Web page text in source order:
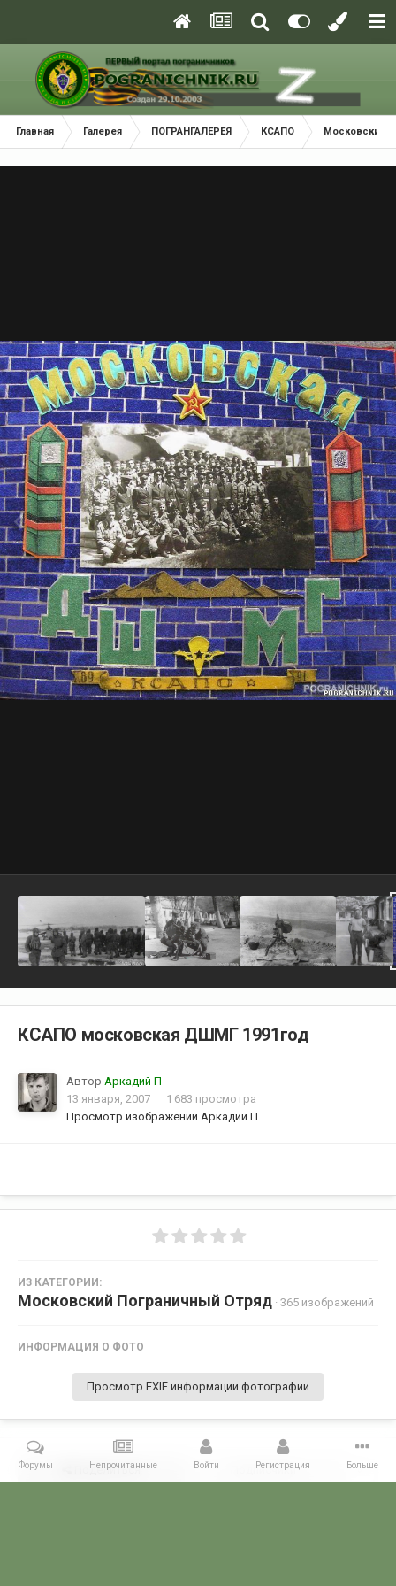
Главная Галерея ПОГРАНГАЛЕРЕЯ КСАПО Московский
КСАПО московская ДШМГ 1991год
Автор Аркадий П
13 января, 2007
1 683 просмотра
Просмотр изображений Аркадий П
ИЗ КАТЕГОРИИ:
Московский Пограничный Отряд · 365 изображений
ИНФОРМАЦИЯ О ФОТО
Просмотр EXIF информации фотографии
Поделиться Подписчики 0
Форумы Непрочитанные Войти Регистрация Больше